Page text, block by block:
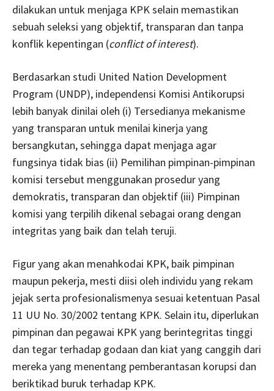
dilakukan untuk menjaga KPK selain memastikan
sebuah seleksi yang objektif, transparan dan tanpa
konflik kepentingan (conflict of interest).
Berdasarkan studi United Nation Development
Program (UNDP), independensi Komisi Antikorupsi
lebih banyak dinilai oleh (i) Tersedianya mekanisme
yang transparan untuk menilai kinerja yang
bersangkutan, sehingga dapat menjaga agar
fungsinya tidak bias (ii) Pemilihan pimpinan-pimpinan
komisi tersebut menggunakan prosedur yang
demokratis, transparan dan objektif (iii) Pimpinan
komisi yang terpilih dikenal sebagai orang dengan
integritas yang baik dan telah teruji.
Figur yang akan menahkodai KPK, baik pimpinan
maupun pekerja, mesti diisi oleh individu yang rekam
jejak serta profesionalismenya sesuai ketentuan Pasal
11 UU No. 30/2002 tentang KPK. Selain itu, diperlukan
pimpinan dan pegawai KPK yang berintegritas tinggi
dan tegar terhadap godaan dan kiat yang canggih dari
mereka yang menentang pemberantasan korupsi dan
beriktikad buruk terhadap KPK.